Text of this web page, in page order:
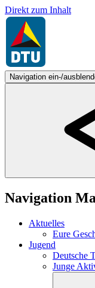
Direkt zum Inhalt
Navigation ein-/
Navigation
Aktuelles
Eure
Jugend
Deutsche
Junge